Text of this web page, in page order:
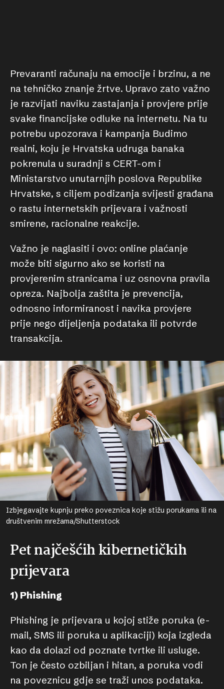
Prevaranti računaju na emocije i brzinu, a ne
na tehničko znanje žrtve. Upravo zato važno
je razvijati naviku zastajanja i provjere prije
svake financijske odluke na internetu. Na tu
potrebu upozorava i kampanja Budimo
realni, koju je Hrvatska udruga banaka
pokrenula u suradnji s CERT-om i
Ministarstvo unutarnjih poslova Republike
Hrvatske, s ciljem podizanja svijesti građana
o rastu internetskih prijevara i važnosti
smirene, racionalne reakcije.
Važno je naglasiti i ovo: online plaćanje
može biti sigurno ako se koristi na
provjerenim stranicama i uz osnovna pravila
opreza. Najbolja zaštita je prevencija,
odnosno informiranost i navika provjere
prije nego dijeljenja podataka ili potvrde
transakcija.
Izbjegavajte kupnju preko poveznica koje stižu porukama ili na
društvenim mrežama/Shutterstock
Pet najčešćih kibernetičkih
prijevara
1) Phishing
Phishing je prijevara u kojoj stiže poruka (e-
mail, SMS ili poruka u aplikaciji) koja izgleda
kao da dolazi od poznate tvrtke ili usluge.
Ton je često ozbiljan i hitan, a poruka vodi
na poveznicu gdje se traži unos podataka.